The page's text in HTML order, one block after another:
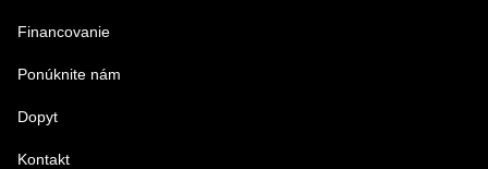
VAŠA OTÁZKA K PRODUKTU
Financovanie
Ponúknite nám
Dopyt
Kontakt